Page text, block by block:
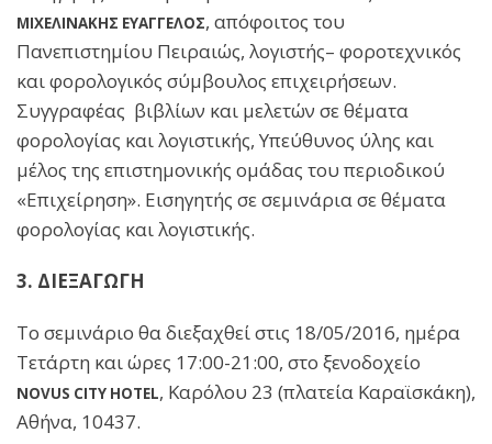
ΜΙΧΕΛΙΝΑΚΗΣ ΕΥΑΓΓΕΛΟΣ, απόφοιτος του
Πανεπιστημίου Πειραιώς, λογιστής– φοροτεχνικός
και φορολογικός σύμβουλος επιχειρήσεων.
Συγγραφέας βιβλίων και μελετών σε θέματα
φορολογίας και λογιστικής, Υπεύθυνος ύλης και
μέλος της επιστημονικής ομάδας του περιοδικού
«Επιχείρηση». Εισηγητής σε σεμινάρια σε θέματα
φορολογίας και λογιστικής.
3. ΔΙΕΞΑΓΩΓΗ
Το σεμινάριο θα διεξαχθεί στις 18/05/2016, ημέρα
Τετάρτη και ώρες 17:00-21:00, στο ξενοδοχείο
NOVUS CITY HOTEL, Καρόλου 23 (πλατεία Καραϊσκάκη),
Αθήνα, 10437.